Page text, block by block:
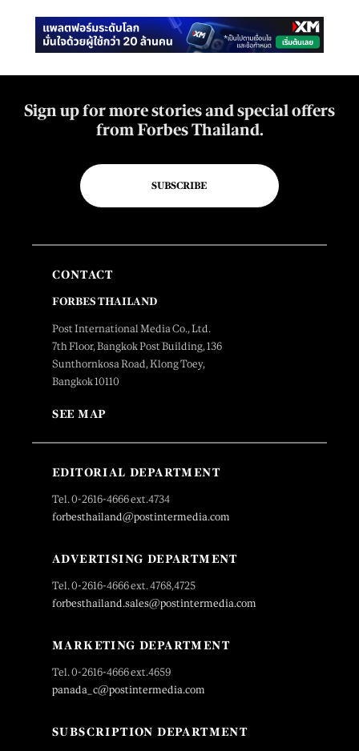
Sign up for more stories and special offers
from Forbes Thailand.
SUBSCRIBE
CONTACT
FORBES THAILAND
Post International Media Co., Ltd.
7th Floor, Bangkok Post Building, 136
Sunthornkosa Road, Klong Toey,
Bangkok 10110
SEE MAP
EDITORIAL DEPARTMENT
Tel. 0-2616-4666 ext.4734
forbesthailand@postintermedia.com
ADVERTISING DEPARTMENT
Tel. 0-2616-4666 ext. 4768,4725
forbesthailand.sales@postintermedia.com
MARKETING DEPARTMENT
Tel. 0-2616-4666 ext.4659
panada_c@postintermedia.com
SUBSCRIPTION DEPARTMENT